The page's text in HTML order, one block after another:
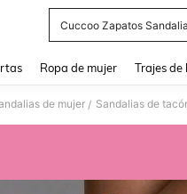
Cuccoo Zapatos
Ropa de mujer Trajes de
de mujer / Sandalias de